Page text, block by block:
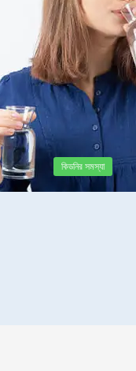
কিডনির সমস্যা